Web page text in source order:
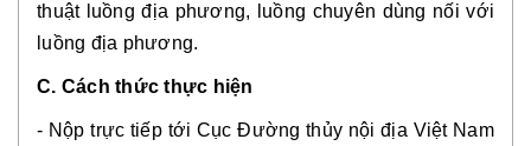
thuật luồng địa phương, luồng chuyên dùng nối với
luồng địa phương.
C. Cách thức thực hiện
- Nộp trực tiếp tới Cục Đường thủy nội địa Việt Nam